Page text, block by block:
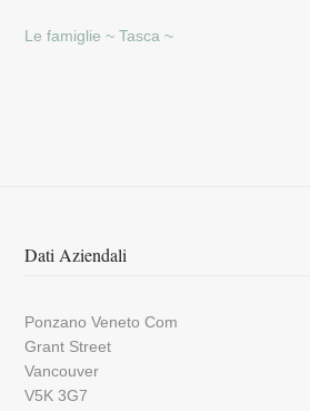
Le famiglie ~Tasca ~
Dati Aziendali
Ponzano Veneto Com
Grant Street
Vancouver
V5K 3G7